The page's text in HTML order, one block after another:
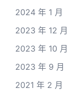
2024 年 1 月
2023 年 12 月
2023 年 10 月
2023 年 9 月
2021 年 2 月